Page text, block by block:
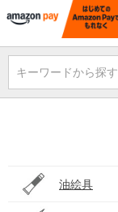
キーワードから探す
油絵具